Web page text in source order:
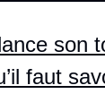
son
faut